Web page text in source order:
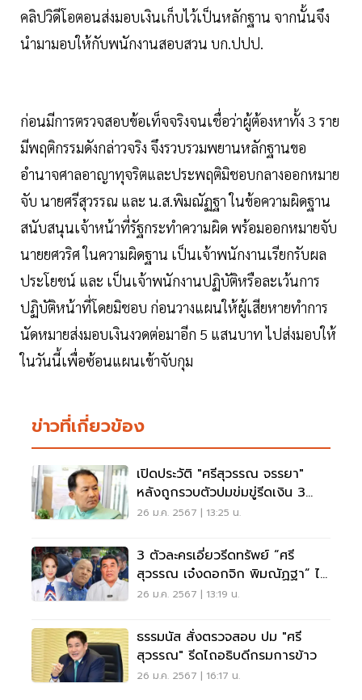
คลิปวิดีโอตอนส่งมอบเงินเก็บไว้เป็นหลักฐาน จากนั้นจึง
นำมามอบให้กับพนักงานสอบสวน บก.ปปป.
ก่อนมีการตรวจสอบข้อเท็จจริงจนเชื่อว่าผู้ต้องหาทั้ง 3 ราย
มีพฤติกรรมดังกล่าวจริง จึงรวบรวมพยานหลักฐานขอ
อำนาจศาลอาญาทุจริตและประพฤติมิชอบกลางออกหมาย
จับ นายศรีสุวรรณ และ น.ส.พิมณัฏฐา ในข้อความผิดฐาน
สนับสนุนเจ้าหน้าที่รัฐกระทำความผิด พร้อมออกหมายจับ
นายยศวริศ ในความผิดฐาน เป็นเจ้าพนักงานเรียกรับผล
ประโยชน์ และ เป็นเจ้าพนักงานปฏิบัติหรือละเว้นการ
ปฏิบัติหน้าที่โดยมิชอบ ก่อนวางแผนให้ผู้เสียหายทำการ
นัดหมายส่งมอบเงินงวดต่อมาอีก 5 แสนบาท ไปส่งมอบให้
ในวันนี้เพื่อซ้อนแผนเข้าจับกุม
ข่าวที่เกี่ยวข้อง
เปิดประวัติ "ศรีสุวรรณ จรรยา"
หลังถูกรวบตัวปมข่มขู่รีดเงิน 3
ล้าน
26 ม.ค. 2567 | 13:25 น.
3 ตัวละครเอี่ยวรีดทรัพย์ “ศรี
สุวรรณ เจ๋งดอกจิก พิมณัฏฐา” ไร้
ข้อมูลทำธุรกิจ
26 ม.ค. 2567 | 13:19 น.
ธรรมนัส สั่งตรวจสอบ ปม "ศรี
สุวรรณ" รีดไถอธิบดีกรมการข้าว
26 ม.ค. 2567 | 16:17 น.